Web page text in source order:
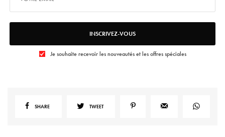
INSCRIVEZ-VOUS
Je souhaite recevoir les nouveautés et les offres spéciales
SHARE TWEET